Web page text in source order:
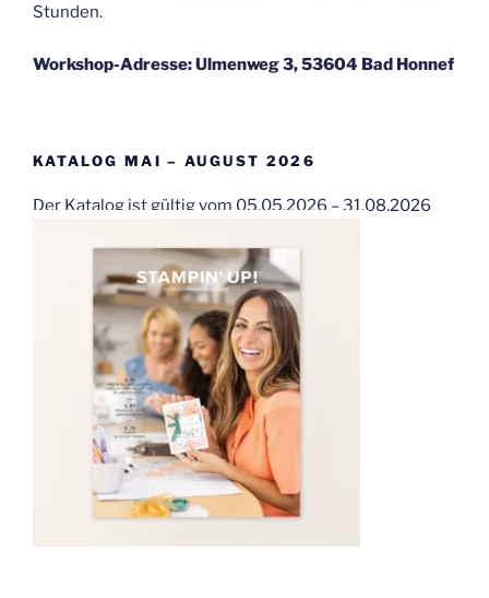
Stunden.
Workshop-Adresse: Ulmenweg 3, 53604 Bad Honnef
KATALOG MAI – AUGUST 2026
Der Katalog ist gültig vom 05.05.2026 – 31.08.2026